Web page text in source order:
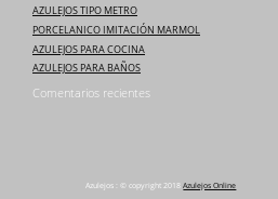
AZULEJOS TIPO METRO
PORCELANICO IMITACIÓN MARMOL
AZULEJOS PARA COCINA
AZULEJOS PARA BAÑOS
Comentarios recientes
Azulejos : © copyright 2018Azulejos Online